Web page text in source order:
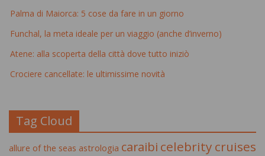
Palma di Maiorca: 5 cose da fare in un giorno
Funchal, la meta ideale per un viaggio (anche d’inverno)
Atene: alla scoperta della città dove tutto iniziò
Crociere cancellate: le ultimissime novità
Tag Cloud
allure of the seas astrologia caraibi celebrity cruises